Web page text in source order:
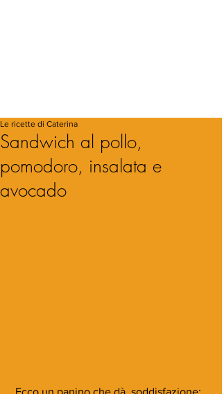
Sandwich al pollo,
pomodoro, insalata e
avocado
Le ricette di Caterina